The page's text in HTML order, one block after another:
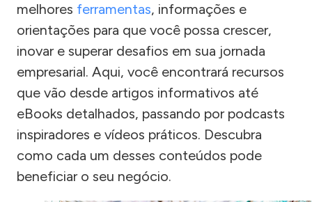
melhores ferramentas, informações e
orientações para que você possa crescer,
inovar e superar desafios em sua jornada
empresarial. Aqui, você encontrará recursos
que vão desde artigos informativos até
eBooks detalhados, passando por podcasts
inspiradores e vídeos práticos. Descubra
como cada um desses conteúdos pode
beneficiar o seu negócio.